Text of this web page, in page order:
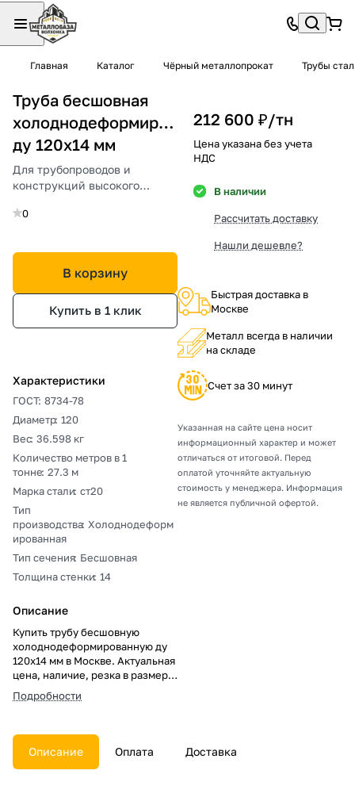
Главная Каталог Чёрный металлопрокат Трубы
Труба бесшовная
холоднодеформированная
ду 120х14 мм
Для трубопроводов и
конструкций высокого
0
В корзину
Купить в 1 клик
Характеристики
ГОСТ: 8734-78
Диаметр: 120
Вес: 36.598 кг
Количество метров в 1
тонне: 27.3 м
Марка стали: ст20
Тип
производства: Холоднодеформ
ированная
Тип сечения: Бесшовная
Толщина стенки: 14
Описание
Купить трубу бесшовную
холоднодеформированную ду
120х14 мм в Москве. Актуальная
цена, наличие, резка в размер,
погрузка, доставка, расчет веса
и документы.
Подробности
212 600 ₽/тн
Цена указана без учета
НДС
В наличии
Рассчитать доставку
Нашли дешевле?
Быстрая доставка в
Москве
Металл всегда в наличии
на складе
Счет за 30 минут
Указанная на сайте цена носит
информационный характер и может
отличаться от итоговой. Перед
оплатой уточняйте актуальную
стоимость у менеджера. Информация
не является публичной офертой.
Описание Оплата Доставка